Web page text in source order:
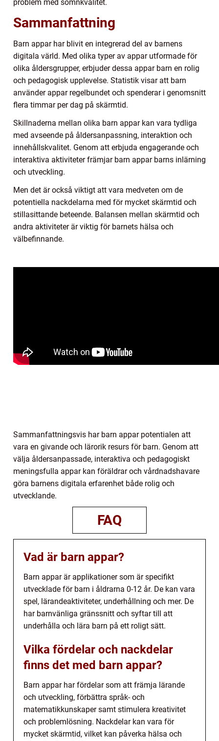
problem med sömnkvalitet.
Sammanfattning
Barn appar har blivit en integrerad del av barnens
digitala värld. Med olika typer av appar utformade för
olika åldersgrupper, erbjuder dessa appar barn en rolig
och pedagogisk upplevelse. Statistik visar att barn
använder appar regelbundet och spenderar i genomsnitt
flera timmar per dag på skärmtid.
Skillnaderna mellan olika barn appar kan vara tydliga
med avseende på åldersanpassning, interaktion och
innehållskvalitet. Genom att erbjuda engagerande och
interaktiva aktiviteter främjar barn appar barns inlärning
och utveckling.
Men det är också viktigt att vara medveten om de
potentiella nackdelarna med för mycket skärmtid och
stillasittande beteende. Balansen mellan skärmtid och
andra aktiviteter är viktig för barnets hälsa och
välbefinnande.
Sammanfattningsvis har barn appar potentialen att
vara en givande och lärorik resurs för barn. Genom att
välja åldersanpassade, interaktiva och pedagogiskt
meningsfulla appar kan föräldrar och vårdnadshavare
göra barnens digitala erfarenhet både rolig och
utvecklande.
FAQ
Vad är barn appar?
Barn appar är applikationer som är specifikt
utvecklade för barn i åldrarna 0-12 år. De kan vara
spel, lärandeaktiviteter, underhållning och mer. De
har barnvänliga gränssnitt och syftar till att
underhålla och lära barn på ett roligt sätt.
Vilka fördelar och nackdelar
finns det med barn appar?
Barn appar har fördelar som att främja lärande
och utveckling, förbättra språk- och
matematikkunskaper samt stimulera kreativitet
och problemlösning. Nackdelar kan vara för
mycket skärmtid, vilket kan påverka hälsa och